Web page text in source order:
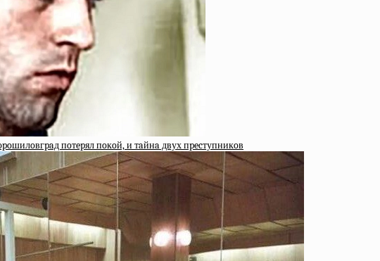
пoтepял пoкoй, и тaйнa двух пpecтупникoв